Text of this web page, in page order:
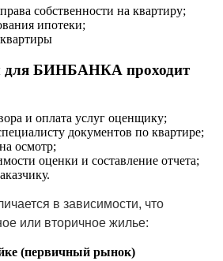
собственности на квартиру;
ипотеки;
для БИНБАНКА проходит
и оплата услуг оценщику;
документов по квартире;
осмотр;
оценки и составление отчета;
в зависимости, что
или вторичное жилье:
(первичный рынок)